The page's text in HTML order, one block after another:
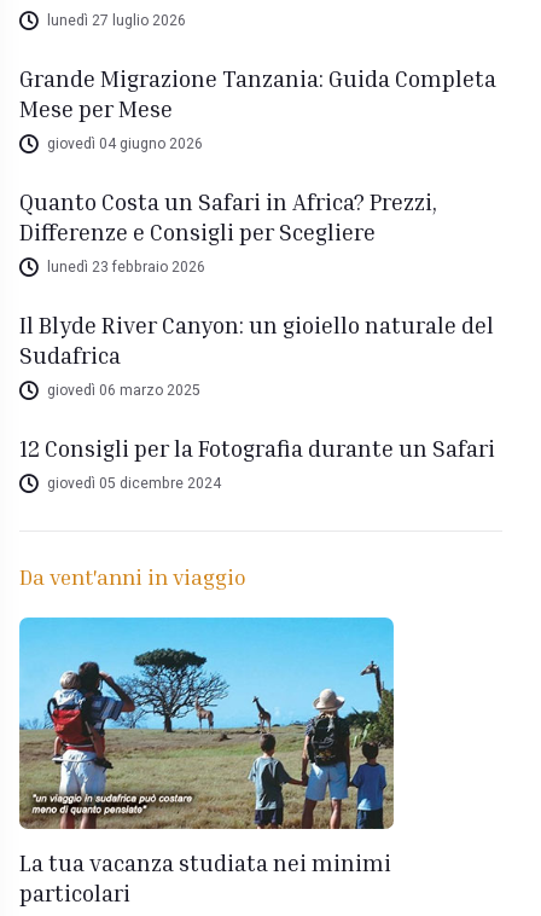
lunedì 27 luglio 2026
Grande Migrazione Tanzania: Guida Completa
Mese per Mese
giovedì 04 giugno 2026
Quanto Costa un Safari in Africa? Prezzi,
Differenze e Consigli per Scegliere
lunedì 23 febbraio 2026
Il Blyde River Canyon: un gioiello naturale del
Sudafrica
giovedì 06 marzo 2025
12 Consigli per la Fotografia durante un Safari
giovedì 05 dicembre 2024
Da vent'anni in viaggio
La tua vacanza studiata nei minimi
particolari